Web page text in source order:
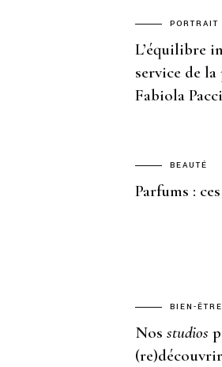
PORTRAIT
L’équilibre
service de
Fabiola
BEAUTÉ
Parfums :
BIEN-ÊTRE
Nosstudios